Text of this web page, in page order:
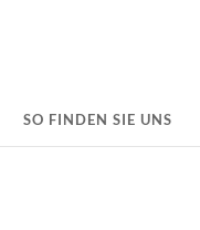
SO FINDEN SIE UNS